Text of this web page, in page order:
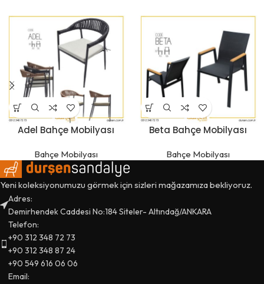
Adel Bahçe Mobilyası
Bahçe Mobilyası
Beta Bahçe Mobilyası
Bahçe Mobilyası
Yeni koleksiyonumuzu görmek için sizleri mağazamıza bekliyoruz.
Adres:
Demirhendek Caddesi No:184 Siteler- Altındağ/ANKARA
Telefon:
+90 312 348 72 73
+90 312 348 87 24
+90 549 616 06 06
Email: